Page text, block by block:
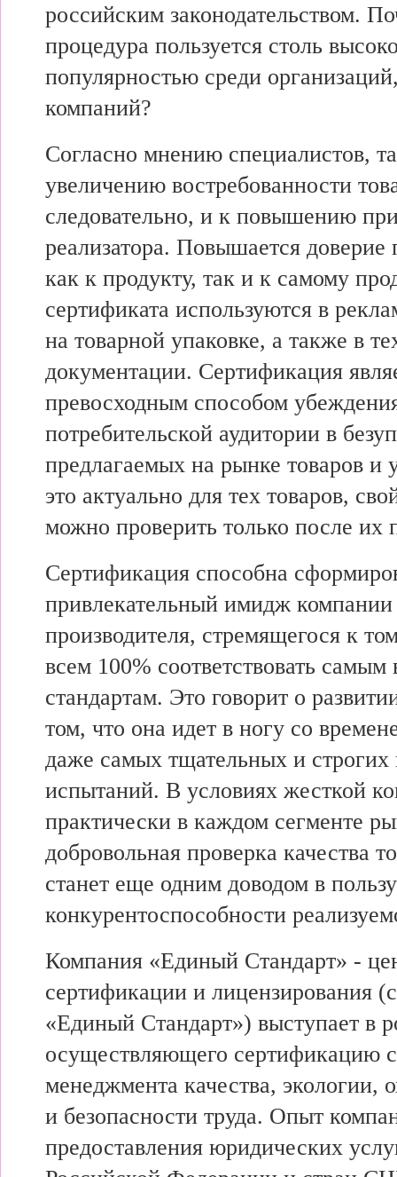
российским законодательством.
процедура пользуется столь
популярностью среди
компаний?
Согласно мнению специалистов,
увеличению востребованности
следовательно, и к повышению
реализатора. Повышается доверие
как к продукту, так и к самому
сертификата используются в
на товарной упаковке, а также в
документации. Сертификация
превосходным способом
потребительской аудитории в
предлагаемых на рынке товаров и
это актуально для тех товаров,
можно проверить только после их
Сертификация способна
привлекательный имидж компании
производителя, стремящегося к
всем 100% соответствовать
стандартам. Это говорит о
том, что она идет в ногу со
даже самых тщательных и строгих
испытаний. В условиях жесткой
практически в каждом сегменте
добровольная проверка качества
станет еще одним доводом в пользу
конкурентоспособности
Компания «Единый Стандарт» -
сертификации и лицензирования
«Единый Стандарт») выступает в
осуществляющего сертификацию
менеджмента качества, экологии,
и безопасности труда. Опыт
предоставления юридических